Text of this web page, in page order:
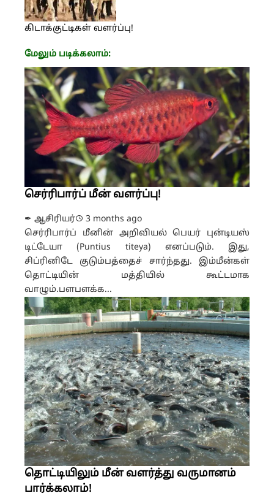
கிடாக்குட்டிகள் வளர்ப்பு!
மேலும் படிக்கலாம்:
செர்ரிபார்ப் மீன் வளர்ப்பு!
✒ ஆசிரியர்
3 months ago
செர்ரிபார்ப் மீனின் அறிவியல் பெயர் புன்டியஸ்
டிட்டேயா (Puntius titeya) எனப்படும். இது,
சிப்ரினிடே குடும்பத்தைச் சார்ந்தது. இம்மீன்கள்
தொட்டியின் மத்தியில் கூட்டமாக
வாழும்.பளபளக்க...
தொட்டியிலும் மீன் வளர்த்து வருமானம்
பார்க்கலாம்!